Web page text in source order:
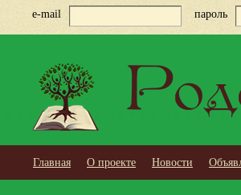
e-mail пароль
Главная О проекте Новости